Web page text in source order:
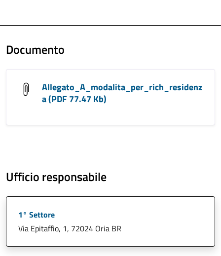
Documento
Allegato_A_modalita_per_rich_residenz
a (PDF 77.47 Kb)
Ufficio responsabile
1° Settore
Via Epitaffio, 1, 72024 Oria BR